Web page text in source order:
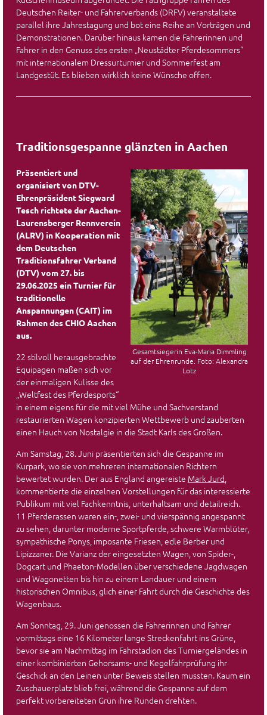
Deutschen Reiter- und Fahrerverbands (DRFV) veranstaltete
parallel ihre Jahrestagung und bot eine Reihe an Vorträgen und
Demonstrationen. Darüber hinaus kamen die Fahrerinnen und
Fahrer in den Genuss des ersten „Neustädter Pferdesommers“
mit internationalem Dressurturnier und Sommerfest am
Landgestüt. Es blieben wirklich keine Wünsche offen.
Traditionsgespanne glänzten in Aachen
Gesamtsiegerin Eva-Maria Dimmling
auf der Ehrenrunde. Foto: Alexandra
Lotz
Präsentiert und
organisiert von DTV-
Ehrenpräsident Siegward
Tesch richtete der Aachen-
Laurensberger Rennverein
(ALRV) in Kooperation mit
dem Deutschen
Traditionsfahrer Verband
(DTV) vom 27. bis
29.06.2025 ein Turnier für
traditionelle
Anspannungen (CAIT) im
Rahmen des CHIO Aachen
aus.
22 stilvoll herausgebrachte
Equipagen maßen sich vor
der einmaligen Kulisse des
„Weltfest des Pferdesports“
in einem eigens für die mit viel Mühe und Sachverstand
restaurierten Wagen konzipierten Wettbewerb und zauberten
einen Hauch von Nostalgie in die Stadt Karls des Großen.
Am Samstag, 28. Juni präsentierten sich die Gespanne im
Kurpark, wo sie von mehreren internationalen Richtern
bewertet wurden. Der aus England angereiste Mark Jurd,
kommentierte die einzelnen Vorstellungen für das interessierte
Publikum mit viel Fachkenntnis, unterhaltsam und detailreich.
11 Pferderassen waren ein-, zwei- und vierspännig angespannt
zu sehen, darunter moderne Sportpferde, schwere Warmblüter,
sympathische Ponys, imposante Friesen, edle Berber und
Lipizzaner. Die Varianz der eingesetzten Wagen, von Spider-,
Dogcart und Phaeton-Modellen über verschiedene Jagdwagen
und Wagonetten bis hin zu einem Landauer und einem
historischen Omnibus, glich einer Fahrt durch die Geschichte des
Wagenbaus.
Am Sonntag, 29. Juni genossen die Fahrerinnen und Fahrer
vormittags eine 16 Kilometer lange Streckenfahrt ins Grüne,
bevor sie am Nachmittag im Fahrstadion des Turniergeländes in
einer kombinierten Gehorsams- und Kegelfahrprüfung ihr
Geschick an den Leinen unter Beweis stellen mussten. Kaum ein
Zuschauerplatz blieb frei, während die Gespanne auf dem
perfekt vorbereiteten Grün ihre Runden drehten.